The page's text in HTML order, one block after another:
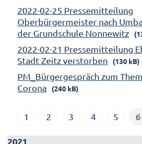
2022-02-25 Pressemitteilung
Oberbürgermeister nach
der Grundschule Nonnewitz
2022-02-21 Pressemitteilung
Stadt Zeitz verstorben
(130 kB)
PM_Bürgergespräch zum
Corona
(240 kB)
1 2 3 4 5 6
2021